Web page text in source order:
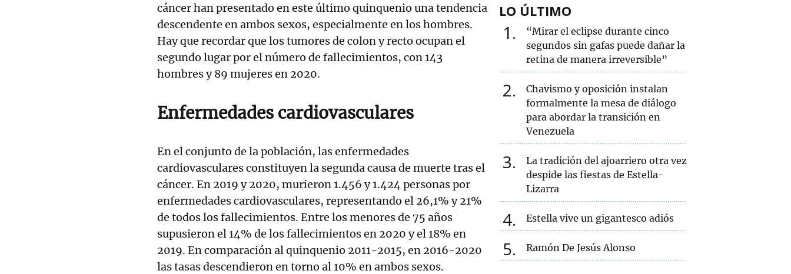
cáncer han presentado en este último quinquenio una tendencia
descendente en ambos sexos, especialmente en los hombres.
Hay que recordar que los tumores de colon y recto ocupan el
segundo lugar por el número de fallecimientos, con 143
hombres y 89 mujeres en 2020.
Enfermedades cardiovasculares
En el conjunto de la población, las enfermedades
cardiovasculares constituyen la segunda causa de muerte tras el
cáncer. En 2019 y 2020, murieron 1.456 y 1.424 personas por
enfermedades cardiovasculares, representando el 26,1% y 21%
de todos los fallecimientos. Entre los menores de 75 años
supusieron el 14% de los fallecimientos en 2020 y el 18% en
2019. En comparación al quinquenio 2011-2015, en 2016-2020
las tasas descendieron en torno al 10% en ambos sexos.
LO ÚLTIMO
1
“Mirar el eclipse durante cinco
segundos sin gafas puede dañar la
retina de manera irreversible”
2
Chavismo y oposición instalan
formalmente la mesa de diálogo
para abordar la transición en
Venezuela
3
La tradición del ajoarriero otra vez
despide las fiestas de Estella-
Lizarra
4 Estella vive un gigantesco adiós
5 Ramón De Jesús Alonso